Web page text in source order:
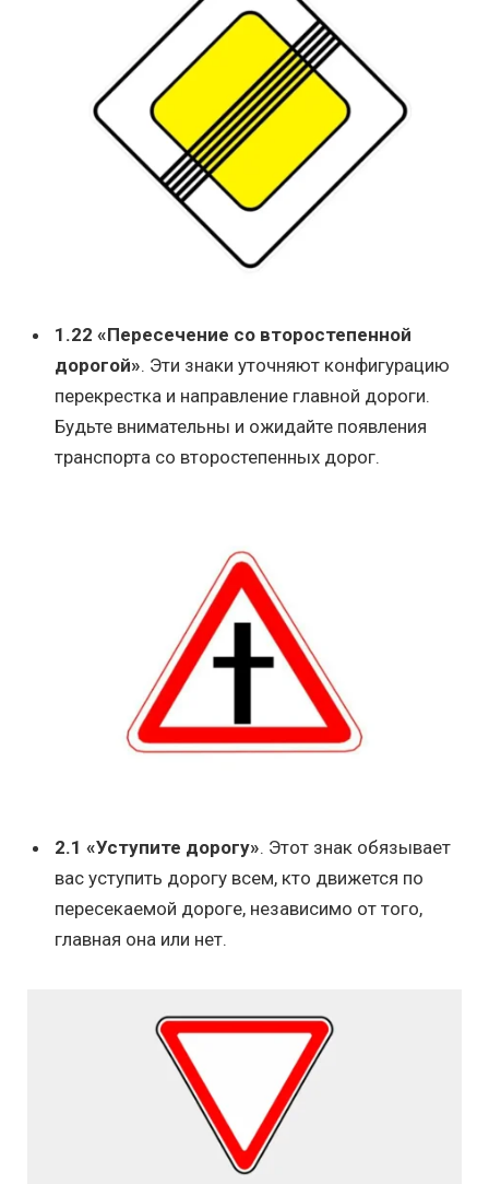
1.22 «Пересечение со второстепенной
дорогой». Эти знаки уточняют конфигурацию
перекрестка и направление главной дороги.
Будьте внимательны и ожидайте появления
транспорта со второстепенных дорог.
2.1 «Уступите дорогу». Этот знак обязывает
вас уступить дорогу всем, кто движется по
пересекаемой дороге, независимо от того,
главная она или нет.